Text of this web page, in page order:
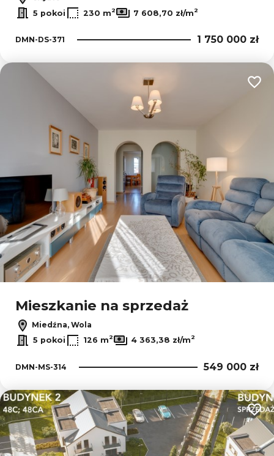
5 pokoi
230 m2 7 608,70 zł/m2
DMN-DS-371 1 750 000 zł
Mieszkanie na sprzedaż
Miedźna, Wola
5 pokoi
126 m2 4 363,38 zł/m2
DMN-MS-314 549 000 zł